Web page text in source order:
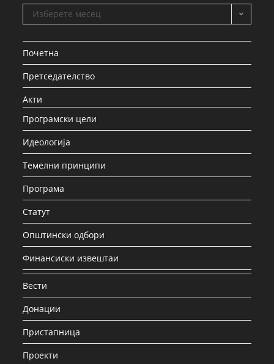
Изберете месец
Почетна
Претседателство
Акти
Програмски цели
Идеологија
Темелни принципи
Програма
Статут
Општински одбори
Финансиски извештаи
Вести
Донации
Пристапница
Проекти